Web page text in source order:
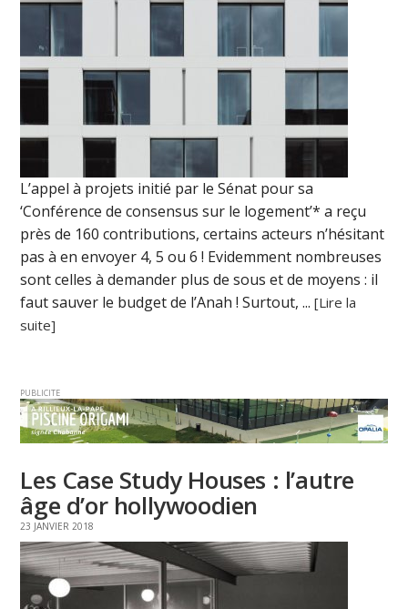
L’appel à projets initié par le Sénat pour sa
‘Conférence de consensus sur le logement’* a reçu
près de 160 contributions, certains acteurs n’hésitant
pas à en envoyer 4, 5 ou 6 ! Evidemment nombreuses
sont celles à demander plus de sous et de moyens : il
faut sauver le budget de l’Anah ! Surtout, ...[Lire la
suite]
PUBLICITE
Les Case Study Houses : l’autre
âge d’or hollywoodien
23 JANVIER 2018